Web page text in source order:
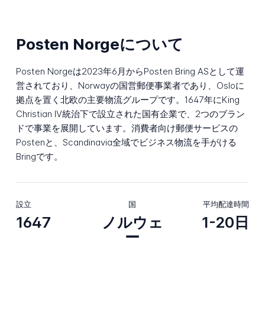
Posten Norgeについて
Posten Norgeは2023年6月からPosten Bring ASとして運
営されており、Norwayの国営郵便事業者であり、Osloに
拠点を置く北欧の主要物流グループです。1647年にKing
Christian IV統治下で設立された国有企業で、2つのブラン
ドで事業を展開しています。消費者向け郵便サービスの
Postenと、Scandinavia全域でビジネス物流を手がける
Bringです。
設立
1647
国
ノルウェ
ー
平均配達時間
1-20日